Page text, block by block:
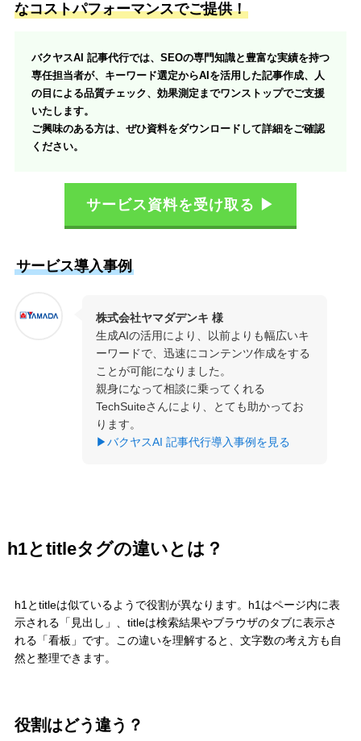
なコストパフォーマンスでご提供！
バクヤスAI 記事代行では、SEOの専門知識と豊富な実績を持つ
専任担当者が、キーワード選定からAIを活用した記事作成、人
の目による品質チェック、効果測定までワンストップでご支援
いたします。
ご興味のある方は、ぜひ資料をダウンロードして詳細をご確認
ください。
サービス資料を受け取る ▶
サービス導入事例
株式会社ヤマダデンキ 様
生成AIの活用により、以前よりも幅広いキ
ーワードで、迅速にコンテンツ作成をする
ことが可能になりました。
親身になって相談に乗ってくれる
TechSuiteさんにより、とても助かってお
ります。
▶バクヤスAI 記事代行導入事例を見る
h1とtitleタグの違いとは？
h1とtitleは似ているようで役割が異なります。h1はページ内に表
示される「見出し」、titleは検索結果やブラウザのタブに表示さ
れる「看板」です。この違いを理解すると、文字数の考え方も自
然と整理できます。
役割はどう違う？